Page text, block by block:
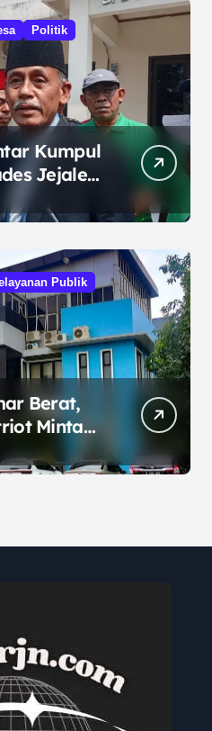
Politik
Kumpul
Jejalen
Damai
Publik
Berat,
Minta
Kualitas